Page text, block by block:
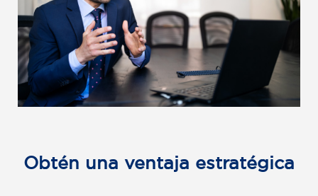
Obtén una ventaja estratégica